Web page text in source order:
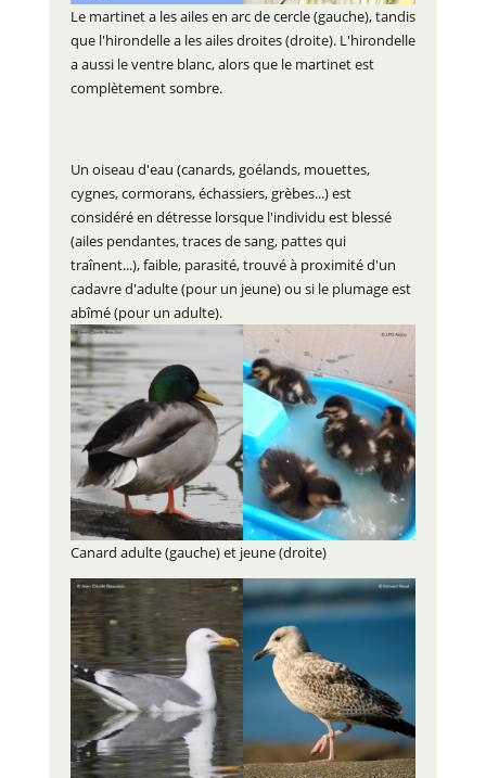
Le martinet a les ailes en arc de cercle (gauche), tandis
que l'hirondelle a les ailes droites (droite). L'hirondelle
a aussi le ventre blanc, alors que le martinet est
complètement sombre.
Un oiseau d'eau (canards, goélands, mouettes,
cygnes, cormorans, échassiers, grèbes...) est
considéré en détresse lorsque l'individu est blessé
(ailes pendantes, traces de sang, pattes qui
traînent...), faible, parasité, trouvé à proximité d'un
cadavre d'adulte (pour un jeune) ou si le plumage est
abîmé (pour un adulte).
Canard adulte (gauche) et jeune (droite)